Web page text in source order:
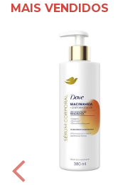
MAIS VENDIDOS